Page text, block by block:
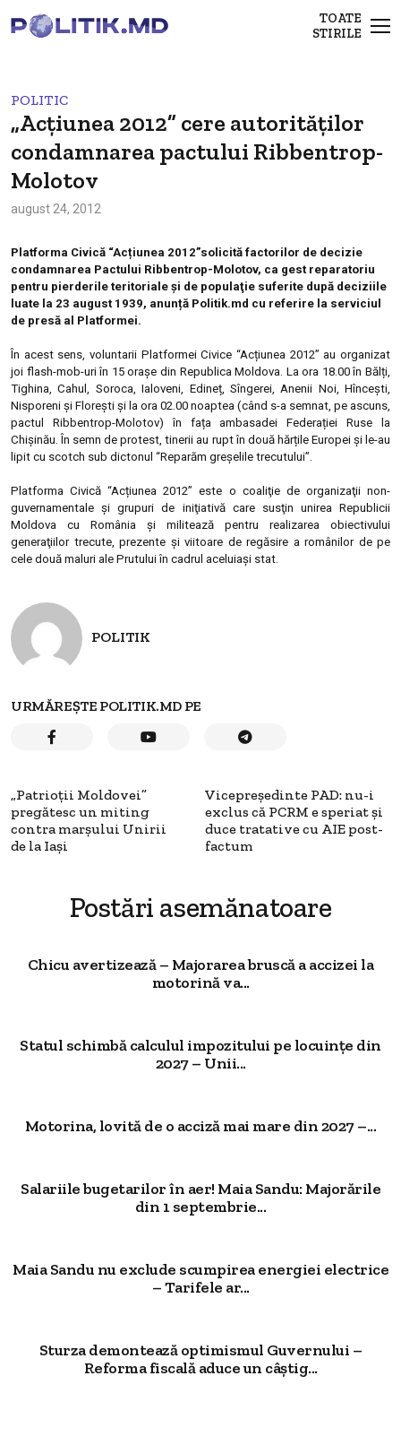
TOATE
STIRILE
POLITIC
„Acțiunea 2012” cere autorităților
condamnarea pactului Ribbentrop-
Molotov
august 24, 2012
Platforma Civică “Acțiunea 2012”solicită factorilor de decizie
condamnarea Pactului Ribbentrop-Molotov, ca gest reparatoriu
pentru pierderile teritoriale şi de populaţie suferite după deciziile
luate la 23 august 1939, anunță Politik.md cu referire la serviciul
de presă al Platformei.
În acest sens, voluntarii Platformei Civice“Acțiunea 2012” au organizat
joi flash-mob-uri în 15 orașe din Republica Moldova. La ora 18.00 în Bălți,
Tighina, Cahul, Soroca, Ialoveni, Edineț, Sîngerei, Anenii Noi, Hîncești,
Nisporeni și Florești și la ora 02.00 noaptea (când s-a semnat, pe ascuns,
pactul Ribbentrop-Molotov) în fața ambasadei Federației Ruse la
Chișinău. În semn de protest, tinerii au rupt în două hărțile Europei și le-au
lipit cu scotch sub dictonul “Reparăm greșelile trecutului”.
Platforma Civică“Acțiunea 2012” este o coaliţie de organizaţii non-
guvernamentale şi grupuri de iniţiativă care susţin unirea Republicii
Moldova cu România şi militează pentru realizarea obiectivului
generaţiilor trecute, prezente şi viitoare de regăsire a românilor de pe
cele două maluri ale Prutului în cadrul aceluiaşi stat.
POLITIK
URMĂREȘTE POLITIK.MD PE
„Patrioții Moldovei”
pregătesc un miting
contra marșului Unirii
de la Iași
Vicepreședinte PAD: nu-i
exclus că PCRM e speriat și
duce tratative cu AIE post-
factum
Postări asemănatoare
Chicu avertizează – Majorarea bruscă a accizei la
motorină va...
Statul schimbă calculul impozitului pe locuințe din
2027 – Unii...
Motorina, lovită de o acciză mai mare din 2027 –...
Salariile bugetarilor în aer! Maia Sandu: Majorările
din 1 septembrie...
Maia Sandu nu exclude scumpirea energiei electrice
– Tarifele ar...
Sturza demontează optimismul Guvernului –
Reforma fiscală aduce un câștig...